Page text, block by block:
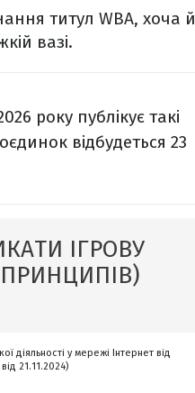
титул WBA, хоча й
вазі.
року публікує такі
відбудеться 23
ІГРОВУ
діяльності у мережі Інтернет від
21.11.2024)